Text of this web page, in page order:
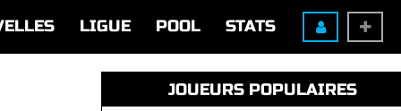
LIGUE POOL STATS
JOUEURS POPULAIRES